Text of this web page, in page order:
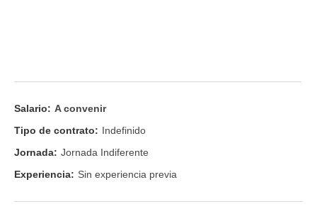
Salario: A convenir
Tipo de contrato: Indefinido
Jornada: Jornada Indiferente
Experiencia: Sin experiencia previa